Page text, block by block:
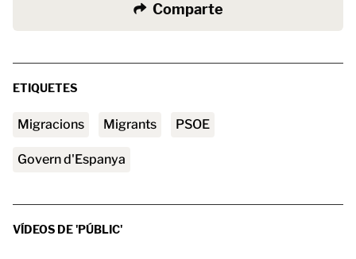
Comparte
ETIQUETES
migracions migrants PSOE
govern d'Espanya
VÍDEOS DE 'PÚBLIC'